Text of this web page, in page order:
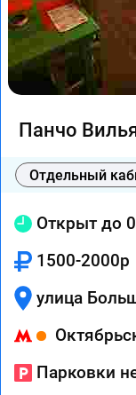
Панчо
Отдельный
Открыт до
1500-2000р
улица
Парковки